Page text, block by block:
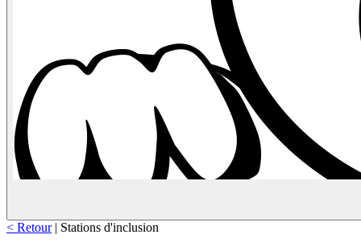
< Retour | Stations d'inclusion